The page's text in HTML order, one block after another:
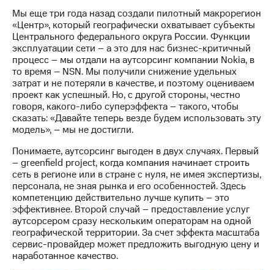
Мы еще три года назад создали пилотный макрорегион
«Центр», который географически охватывает субъекты
Центрального федерального округа России. Функции
эксплуатации сети – а это для нас бизнес-критичный
процесс – мы отдали на аутсорсинг компании Nokia, в
то время – NSN. Мы получили снижение удельных
затрат и не потеряли в качестве, и поэтому оцениваем
проект как успешный. Но, с другой стороны, честно
говоря, какого-либо суперэффекта – такого, чтобы
сказать: «Давайте теперь везде будем использовать эту
модель», – мы не достигли.
Понимаете, аутсорсинг выгоден в двух случаях. Первый
– greenfield project, когда компания начинает строить
сеть в регионе или в стране с нуля, не имея экспертизы,
персонала, не зная рынка и его особенностей. Здесь
компетенцию действительно лучше купить – это
эффективнее. Второй случай – предоставление услуг
аутсорсером сразу нескольким операторам на одной
географической территории. За счет эффекта масштаба
сервис-провайдер может предложить выгодную цену и
наработанное качество.